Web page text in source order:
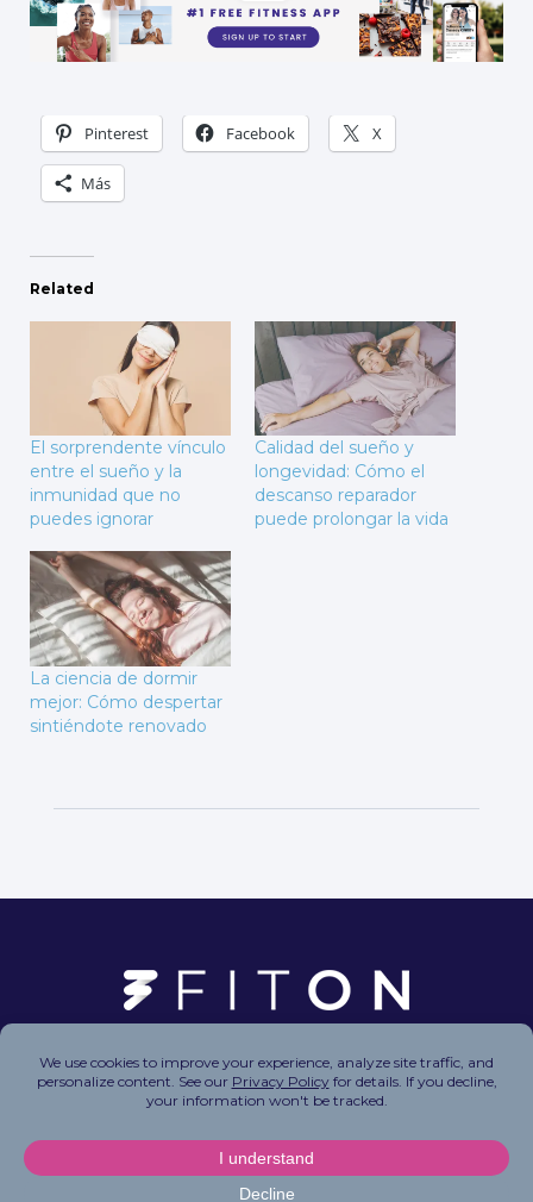
Pinterest Facebook X
Más
Related
El sorprendente vínculo
entre el sueño y la
inmunidad que no
puedes ignorar
Calidad del sueño y
longevidad: Cómo el
descanso reparador
puede prolongar la vida
La ciencia de dormir
mejor: Cómo despertar
sintiéndote renovado
Copyright © 2026 FitOn Inc. All Rights Reserved.
Privacy Policy|Terms of Use